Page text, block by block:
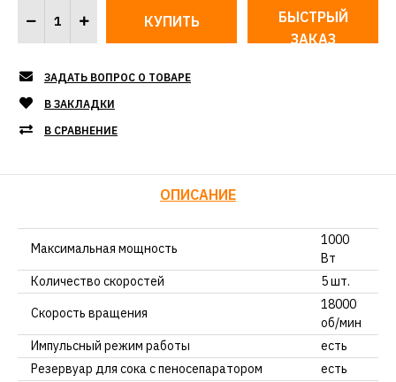
БЫСТРЫЙ
ЗАКАЗ
ЗАДАТЬ ВОПРОС О ТОВАРЕ
В ЗАКЛАДКИ
В СРАВНЕНИЕ
ОПИСАНИЕ
Максимальная мощность
1000
Вт
Количество скоростей
5 шт.
Скорость вращения
18000
об/мин
Импульсный режим работы
есть
Резервуар для сока с пеносепаратором
есть